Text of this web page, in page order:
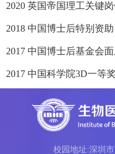
2020 英国帝国理工关键
2018 中国博士后特别资助
2017 中国博士后基金会
2017 中国科学院3D一等
校园地址:深圳